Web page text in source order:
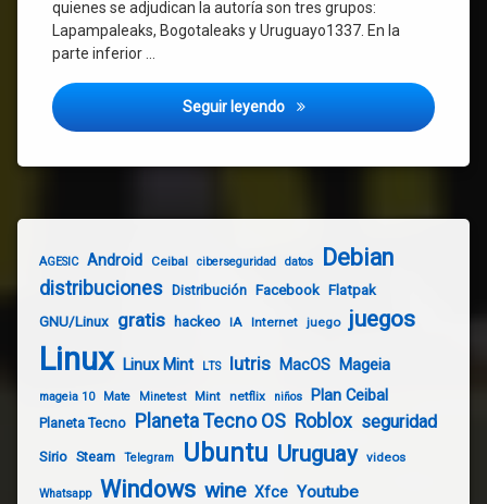
quienes se adjudican la autoría son tres grupos:
Lapampaleaks, Bogotaleaks y Uruguayo1337. En la
parte inferior …
Seguir leyendo Hackean la Web de
AGESIC Android Ceibal ciberseguridad datos Debian
distribuciones Distribución Facebook Flatpak
GNU/Linux gratis hackeo IA Internet juego juegos
Linux Linux Mint LTS lutris MacOS Mageia
mageia 10 Mate Minetest Mint netflix niños Plan Ceibal
Planeta Tecno Planeta Tecno OS Roblox seguridad
Sirio Steam Telegram Ubuntu Uruguay videos
Whatsapp Windows wine Xfce Youtube